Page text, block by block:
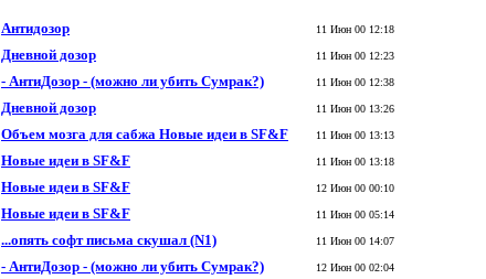
Антидозор 11 Июн 00 12:18
Дневной дозор 11 Июн 00 12:23
- АнтиДозор - (можно ли убить Сумрак?) 11 Июн 00 12:38
Дневной дозор 11 Июн 00 13:26
Объем мозга для сабжа Новые идеи в SF&F 11 Июн 00 13:13
Hовые идеи в SF&F 11 Июн 00 13:18
Hовые идеи в SF&F 12 Июн 00 00:10
Hовые идеи в SF&F 11 Июн 00 05:14
...опять софт письма скушал (N1) 11 Июн 00 14:07
- АнтиДозор - (можно ли убить Сумрак?) 12 Июн 00 02:04